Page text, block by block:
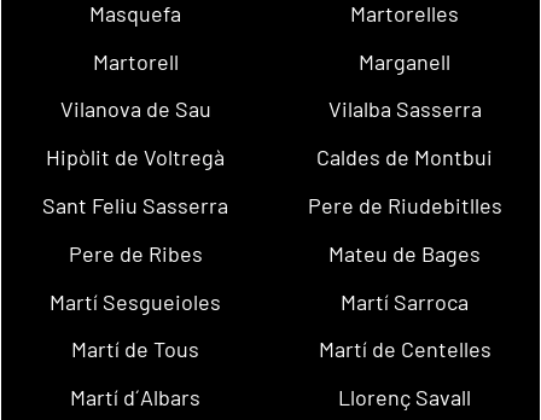
Masquefa
Martorelles
Martorell
Marganell
Vilanova de Sau
Vilalba Sasserra
Hipòlit de Voltregà
Caldes de Montbui
Sant Feliu Sasserra
Pere de Riudebitlles
Pere de Ribes
Mateu de Bages
Martí Sesgueioles
Martí Sarroca
Martí de Tous
Martí de Centelles
Martí d´Albars
Llorenç Savall